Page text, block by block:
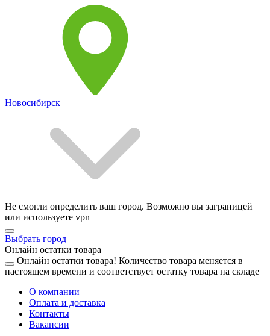
Новосибирск
Не смогли определить ваш город. Возможно вы заграницей
или используете vpn
Выбрать город
Онлайн остатки товара
Онлайн остатки товара! Количество товара меняется в
настоящем времени и соответствует остатку товара на складе
О компании
Оплата и доставка
Контакты
Вакансии